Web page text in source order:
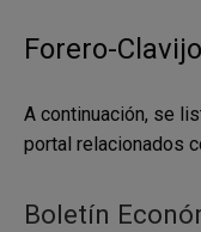
Forero-
A continuación, se
portal relacionados
Boletín